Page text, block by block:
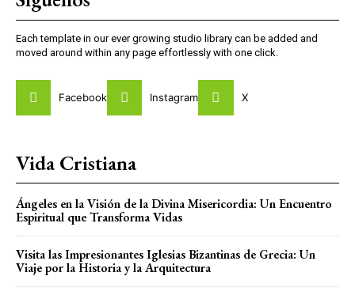
Each template in our ever growing studio library can be added and
moved around within any page effortlessly with one click.
Facebook Instagram X
Vida Cristiana
Ángeles en la Visión de la Divina Misericordia: Un Encuentro
Espiritual que Transforma Vidas
Visita las Impresionantes Iglesias Bizantinas de Grecia: Un
Viaje por la Historia y la Arquitectura